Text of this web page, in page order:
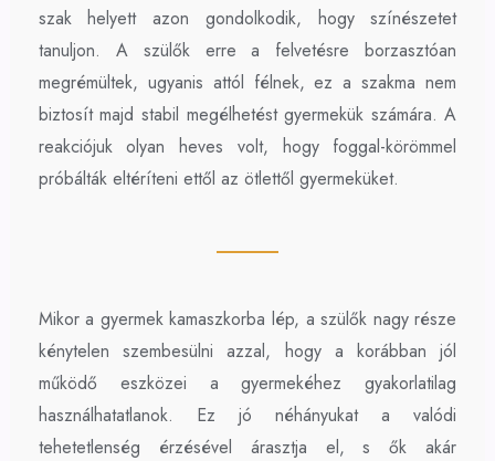
szak helyett azon gondolkodik, hogy színészetet
tanuljon. A szülők erre a felvetésre borzasztóan
megrémültek, ugyanis attól félnek, ez a szakma nem
biztosít majd stabil megélhetést gyermekük számára. A
reakciójuk olyan heves volt, hogy foggal-körömmel
próbálták eltéríteni ettől az ötlettől gyermeküket.
Mikor a gyermek kamaszkorba lép, a szülők nagy része
kénytelen szembesülni azzal, hogy a korábban jól
működő eszközei a gyermekéhez gyakorlatilag
használhatatlanok. Ez jó néhányukat a valódi
tehetetlenség érzésével árasztja el, s ők akár